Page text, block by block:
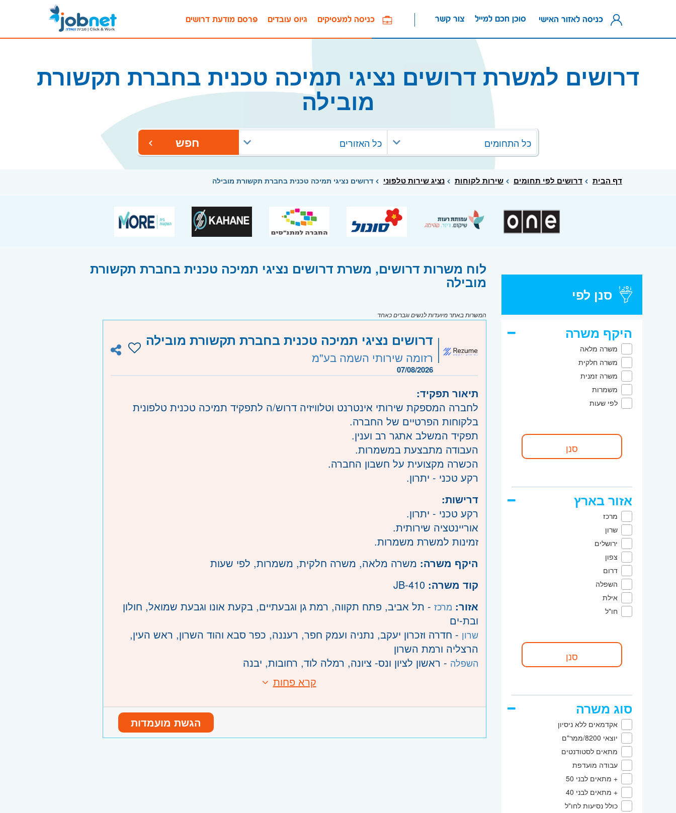
פרסם מודעת דרושים גיוס עובדים כניסה למעסיקים צור קשר סוכן חכם למייל כניסה לאזור האישי
דרושים למשרת דרושים נציגי תמיכה טכנית בחברת תקשורת
מובילה
כל התחומים כל האזורים חפש
דף הבית דרושים לפי תחומים שירות לקוחות נציג שירות טלפוני דרושים נציגי תמיכה טכנית בחברת תקשורת מובילה
סנן לפי
היקף משרה
משרה מלאה
משרה חלקית
משרה זמנית
משמרות
לפי שעות
אזור בארץ
מרכז
שרון
ירושלים
צפון
דרום
השפלה
אילת
חו"ל
סוג משרה
אקדמאים ללא ניסיון
יוצאי 8200/ממר"ם
מתאים לסטודנטים
עבודה מועדפת
+ מתאים לבני 50
+ מתאים לבני 40
כולל נסיעות לחו"ל
לוח משרות דרושים, משרת דרושים נציגי תמיכה טכנית בחברת תקשורת
מובילה
המשרות באתר מיועדות לנשים וגברים כאחד
דרושים נציגי תמיכה טכנית בחברת תקשורת מובילה
רזומה שירותי השמה בע"מ
07/08/2026
תיאור תפקיד:
לחברה המספקת שירותי אינטרנט וטלוויזיה דרוש/ה לתפקיד תמיכה טכנית טלפונית
בלקוחות הפרטיים של החברה.
תפקיד המשלב אתגר רב וענין.
העבודה מתבצעת במשמרות.
הכשרה מקצועית על חשבון החברה.
רקע טכני - יתרון.
דרישות:
רקע טכני - יתרון.
אוריינטציה שירותית.
זמינות למשרת משמרות.
היקף משרה: משרה מלאה, משרה חלקית, משמרות, לפי שעות
קוד משרה:
אזור: מרכז - תל אביב, פתח תקווה, רמת גן וגבעתיים, בקעת אונו וגבעת שמואל, חולון
ובת-ים
שרון - חדרה וזכרון יעקב, נתניה ועמק חפר, רעננה, כפר סבא והוד השרון, ראש העין,
הרצליה ורמת השרון
השפלה - ראשון לציון ונס- ציונה, רמלה לוד, רחובות, יבנה
קרא פחות
הגשת מועמדות